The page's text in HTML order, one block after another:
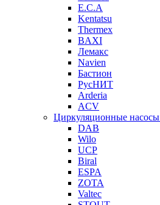
E.C.A
Kentatsu
Thermex
BAXI
Лемакс
Navien
Бастион
РусНИТ
Arderia
ACV
Циркуляционные насосы
DAB
Wilo
UCP
Biral
ESPA
ZOTA
Valtec